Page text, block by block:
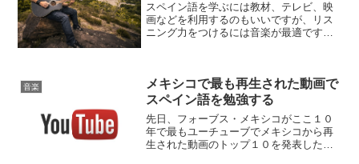
スペイン語を学ぶには教材、テレビ、映
画などを利用するのもいいですが、リス
ニング力をつけるには音楽が最適です。
こでスペイン語学習者のた...
音楽
メキシコで最も再生された動画で
スペイン語を勉強する
先日、フォーブス・メキシコがここ１０
年で最もユーチューブでメキシコから再
生された動画のトップ１０を発表したま